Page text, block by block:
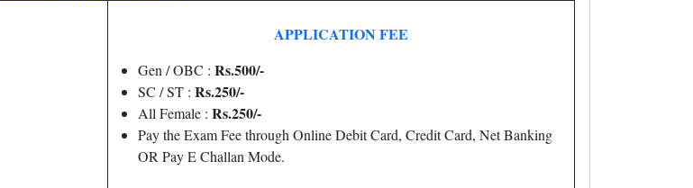
APPLICATION FEE
Gen / OBC : Rs.500/-
SC / ST : Rs.250/-
All Female : Rs.250/-
Pay the Exam Fee through Online Debit Card, Credit Card, Net Banking
OR Pay E Challan Mode.